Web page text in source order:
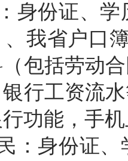
身份证、
我省户口
包括劳动
行工资流
功能，手
：身份证